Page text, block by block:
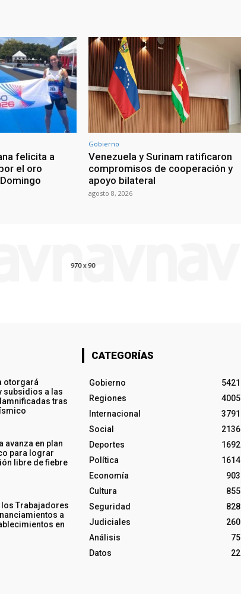
felicita a
el oro
Gobierno
Venezuela y Surinam ratificaron
compromisos de cooperación y
apoyo bilateral
agosto 8, 2026
otorgará
subsidios a las
tras
avanza en plan
para lograr
libre de fiebre
los Trabajadores
a
en
CATEGORÍAS
Gobierno
5421
Regiones
4005
Internacional
3791
Social
2136
Deportes
1692
Política
1614
Economía
903
Cultura
855
Seguridad
828
Judiciales
260
Análisis
75
Datos
22